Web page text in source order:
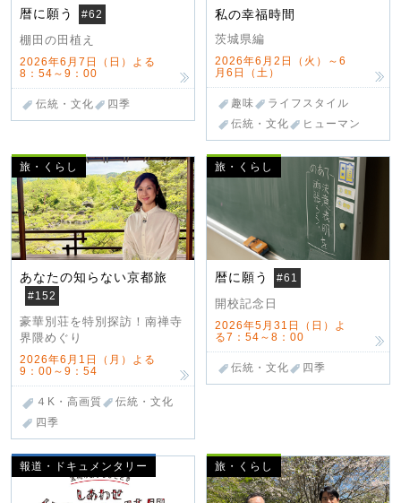
暦に願う #62
棚田の田植え
2026年6月7日（日）よる
8：54～9：00
伝統・文化 四季
私の幸福時間
茨城県編
2026年6月2日（火）～6
月6日（土）
趣味
ライフスタイル
伝統・文化
ヒューマン
旅・くらし
あなたの知らない京都旅
#152
豪華別荘を特別探訪！南禅寺
界隈めぐり
2026年6月1日（月）よる
9：00～9：54
４K・高画質
伝統・文化
四季
旅・くらし
暦に願う #61
開校記念日
2026年5月31日（日）よ
る7：54～8：00
伝統・文化 四季
報道・ドキュメンタリー 旅・くらし